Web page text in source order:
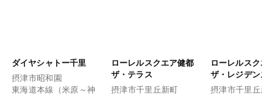
ダイヤシャトー千里
摂津市昭和園
東海道本線（米原～神
ローレルスクエア健都
ザ・テラス
摂津市千里丘新町
ローレルス
ザ・レジデン
摂津市千里